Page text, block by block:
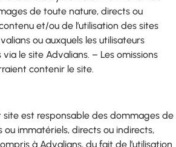
de toute nature, directs ou
et/ou de l’utilisation des sites
ou auxquels les utilisateurs
le site Advalians. – Les omissions
contenir le site.
site est responsable des dommages de
immatériels, directs ou indirects,
à Advalians, du fait de l’utilisation